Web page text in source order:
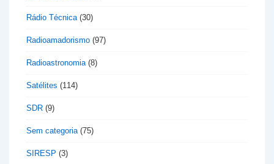
Rádio Técnica(30)
Radioamadorismo (97)
Radioastronomia(8)
Satélites (114)
SDR (9)
Sem categoria(75)
SIRESP (3)